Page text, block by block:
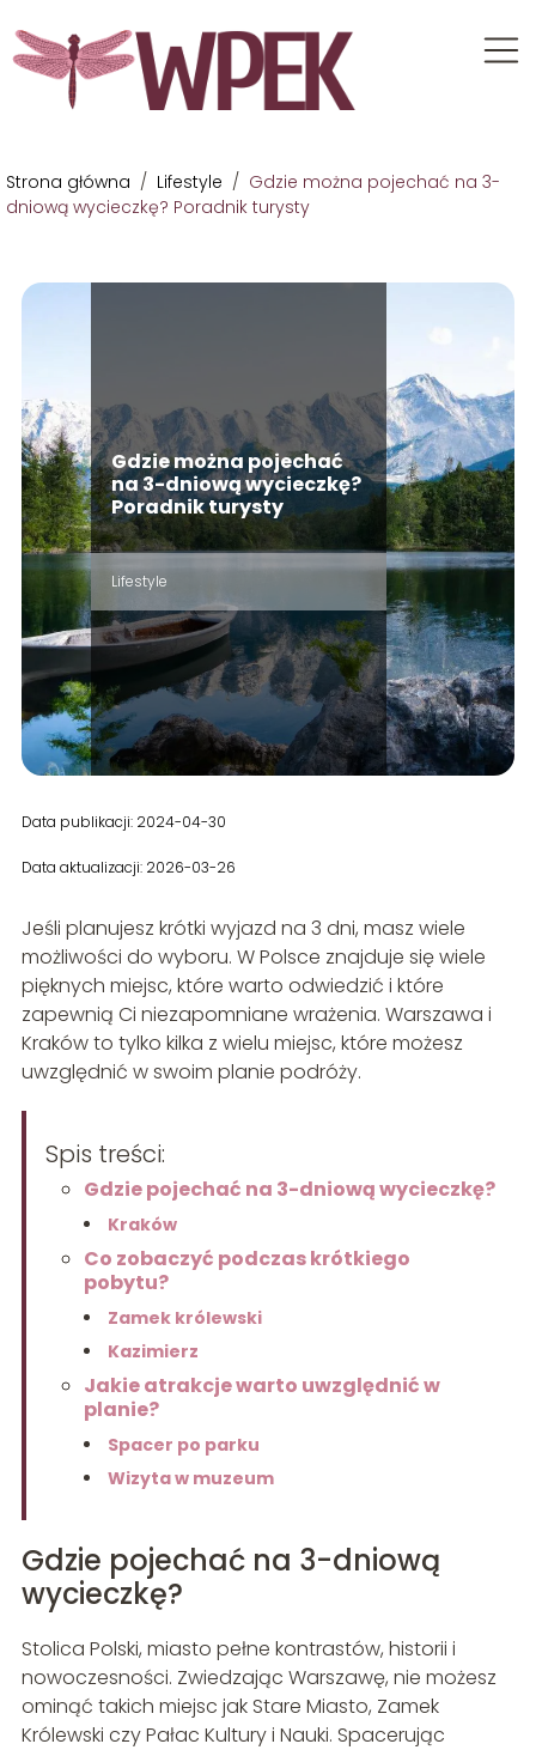
Strona główna / Lifestyle / Gdzie można pojechać na 3-
dniową wycieczkę? Poradnik turysty
Gdzie można pojechać
na 3-dniową wycieczkę?
Poradnik turysty
Lifestyle
Data publikacji: 2024-04-30
Data aktualizacji: 2026-03-26
Jeśli planujesz krótki wyjazd na 3 dni, masz wiele
możliwości do wyboru. W Polsce znajduje się wiele
pięknych miejsc, które warto odwiedzić i które
zapewnią Ci niezapomniane wrażenia. Warszawa i
Kraków to tylko kilka z wielu miejsc, które możesz
uwzględnić w swoim planie podróży.
Spis treści:
Gdzie pojechać na 3-dniową wycieczkę?
Kraków
Co zobaczyć podczas krótkiego
pobytu?
Zamek królewski
Kazimierz
Jakie atrakcje warto uwzględnić w
planie?
Spacer po parku
Wizyta w muzeum
Gdzie pojechać na 3-dniową
wycieczkę?
Stolica Polski, miasto pełne kontrastów, historii i
nowoczesności. Zwiedzając Warszawę, nie możesz
ominąć takich miejsc jak Stare Miasto, Zamek
Królewski czy Pałac Kultury i Nauki. Spacerując